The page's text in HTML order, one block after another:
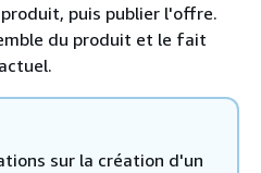
puis publier l'offre.
du produit et le fait
sur la création d'un